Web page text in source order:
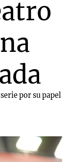
por su papel